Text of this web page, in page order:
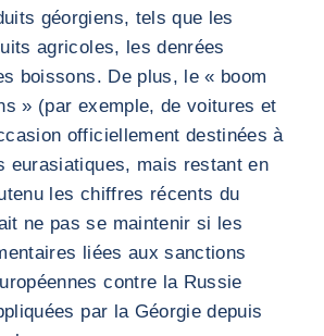
géorgiens, tels que les
agricoles, les denrées
boissons. De plus, le « boom
» (par exemple, de voitures et
officiellement destinées à
eurasiatiques, mais restant en
les chiffres récents du
ne pas se maintenir si les
liées aux sanctions
contre la Russie
par la Géorgie depuis